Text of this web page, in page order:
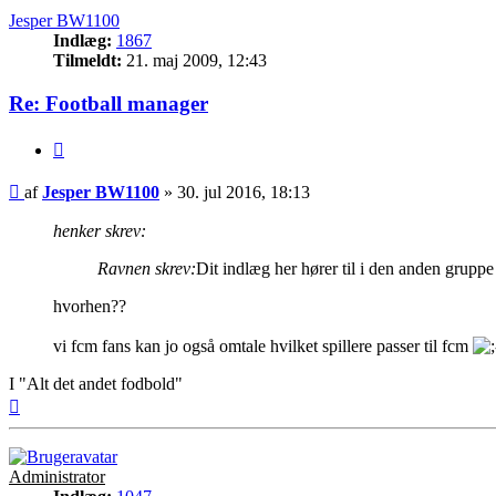
Jesper BW1100
Indlæg: 1867
Tilmeldt: 21. maj 2009, 12:43
Re: Football manager
Indlæg
afJesper BW1100 » 30. jul 2016, 18:13
henker skrev:
Ravnen skrev:Dit indlæg her hører til i den anden
hvorhen??
vi fcm fans kan jo også omtale hvilket spillere passer til fcm
I "Alt det andet fodbold"
Administrator